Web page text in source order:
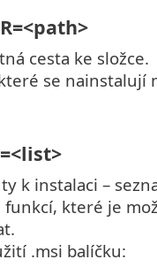
cesta ke složce.
se nainstalují
k instalaci –
které je
.msi balíčku: